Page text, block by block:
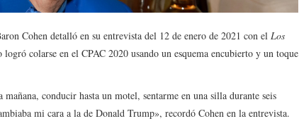
Cohen detalló en su entrevista del 12 de enero de 2021 con el Los
colarse en el CPAC 2020 usando un esquema encubierto y un toque
conducir hasta un motel, sentarme en una silla durante seis
mi cara a la de Donald Trump», recordó Cohen en la entrevista.